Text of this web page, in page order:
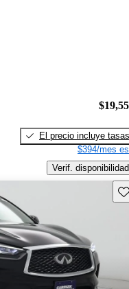
El precio incluye tasas
$394/mes
Verif. disponibilidad